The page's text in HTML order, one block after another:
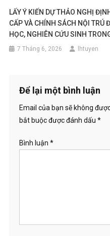
LẤY Ý KIẾN DỰ THẢO NGHỊ
CẤP VÀ CHÍNH SÁCH NỘI TRÚ
HỌC, NGHIÊN CỨU SINH
7 Tháng 6, 2026 lhtuyen
Để lại một bình luận
Email của bạn sẽ không
bắt buộc được đánh dấu *
Bình luận *